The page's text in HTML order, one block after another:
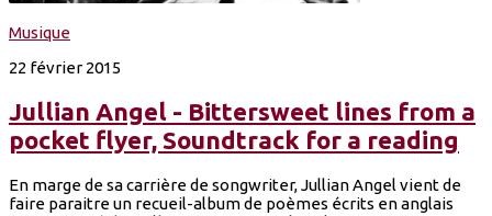
Musique
22 février 2015
Jullian Angel - Bittersweet lines from a
pocket flyer, Soundtrack for a reading
En marge de sa carrière de songwriter, Jullian Angel vient de
faire paraitre un recueil-album de poèmes écrits en anglais